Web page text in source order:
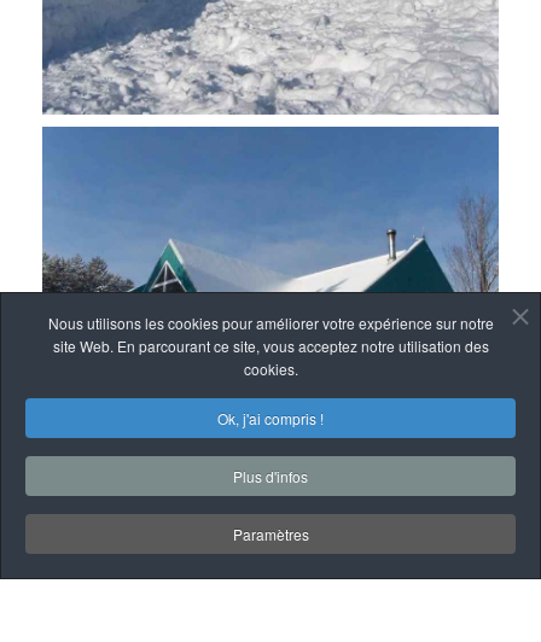
Nous utilisons les cookies pour améliorer votre expérience sur notre
site Web. En parcourant ce site, vous acceptez notre utilisation des
cookies.
Ok, j'ai compris !
Plus d'infos
Paramètres